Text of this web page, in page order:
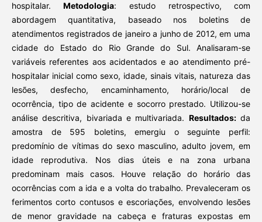
hospitalar.Metodologia: estudo retrospectivo, com
abordagem quantitativa, baseado nos boletins de
atendimentos registrados de janeiro a junho de 2012, em uma
cidade do Estado do Rio Grande do Sul. Analisaram-se
variáveis referentes aos acidentados e ao atendimento pré-
hospitalar inicial como sexo, idade, sinais vitais, natureza das
lesões, desfecho, encaminhamento, horário/local de
ocorrência, tipo de acidente e socorro prestado. Utilizou-se
análise descritiva, bivariada e multivariada. Resultados:da
amostra de 595 boletins, emergiu o seguinte perfil:
predomínio de vítimas do sexo masculino, adulto jovem, em
idade reprodutiva. Nos dias úteis e na zona urbana
predominam mais casos. Houve relação do horário das
ocorrências com a ida e a volta do trabalho. Prevaleceram os
ferimentos corto contusos e escoriações, envolvendo lesões
de menor gravidade na cabeça e fraturas expostas em